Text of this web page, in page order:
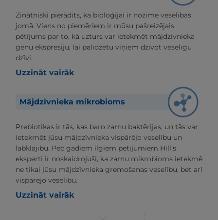
Zinātniski pierādīts, ka bioloģijai ir nozīme veselības
jomā. Viens no piemēriem ir mūsu pašreizējais
pētījums par to, kā uzturs var ietekmēt mājdzīvnieka
gēnu ekspresiju, lai palīdzētu viņiem dzīvot veselīgu
dzīvi.
Uzzināt vairāk
Mājdzīvnieka mikrobioms
Prebiotikas ir tās, kas baro zarnu baktērijas, un tās var
ietekmēt jūsu mājdzīvnieka vispārējo veselību un
labklājību. Pēc gadiem ilgiem pētījumiem Hill’s
eksperti ir noskaidrojuši, ka zarnu mikrobioms ietekmē
ne tikai jūsu mājdzīvnieka gremošanas veselību, bet arī
vispārējo veselību.
Uzzināt vairāk